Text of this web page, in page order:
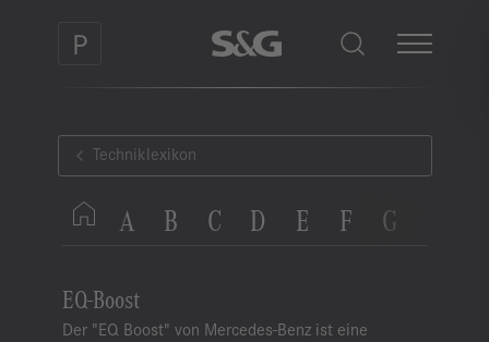
Techniklexikon
A B C D E F G
EQ-Boost
Der "EQ Boost" von Mercedes-Benz ist eine